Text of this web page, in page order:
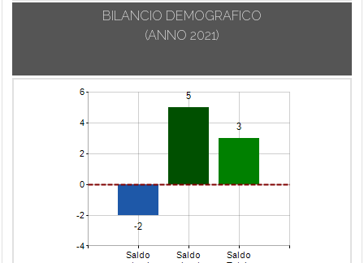
BILANCIO DEMOGRAFICO
(ANNO 2021)